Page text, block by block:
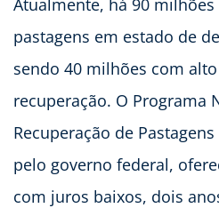
Atualmente, há 90
pastagens em estado de
sendo 40 milhões com
recuperação. O Programa
Recuperação de
pelo governo federal,
com juros baixos, dois